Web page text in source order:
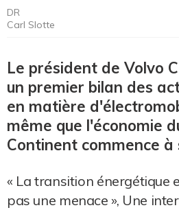
DR
Carl Slotte
Le président de Volvo
un premier bilan des
en matière
même que l'économie
Continent commence à
« La transition énergétique
pas une menace », Une